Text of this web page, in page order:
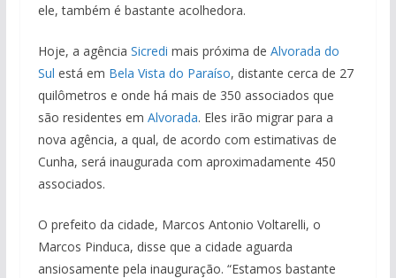
ele, também é bastante acolhedora.
Hoje, a agência Sicredi mais próxima de Alvorada do
Sul está em Bela Vista do Paraíso, distante cerca de 27
quilômetros e onde há mais de 350 associados que
são residentes em Alvorada. Eles irão migrar para a
nova agência, a qual, de acordo com estimativas de
Cunha, será inaugurada com aproximadamente 450
associados.
O prefeito da cidade, Marcos Antonio Voltarelli, o
Marcos Pinduca, disse que a cidade aguarda
ansiosamente pela inauguração. “Estamos bastante